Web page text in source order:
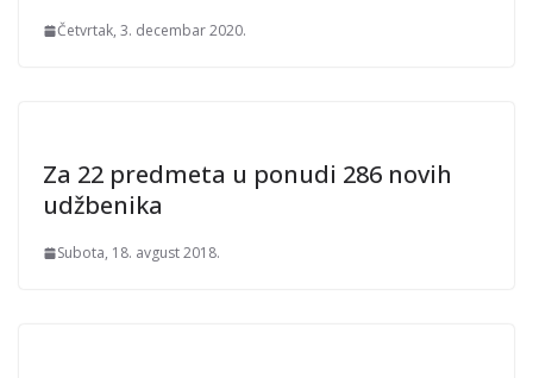
Četvrtak, 3. decembar 2020.
Za 22 predmeta u ponudi 286 novih
udžbenika
Subota, 18. avgust 2018.